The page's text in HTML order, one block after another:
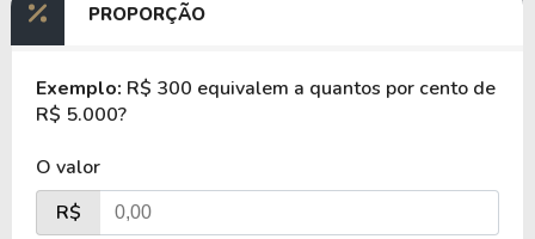
PROPORÇÃO
Exemplo: R$ 300 equivalem a quantos por cento de
R$ 5.000?
O valor
R$